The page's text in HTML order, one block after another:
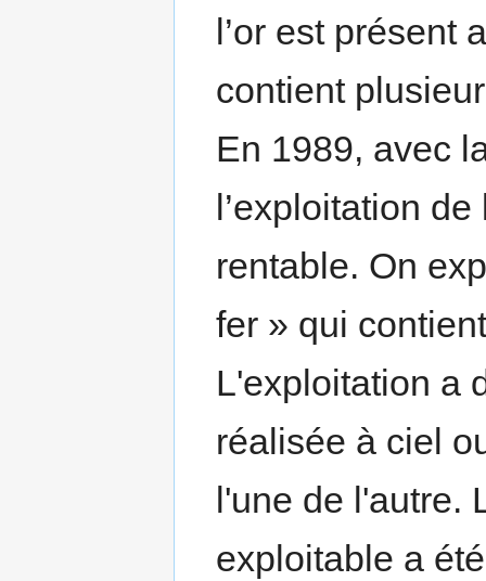
l’or est présent
contient
En 1989, avec
l’exploitation
rentable. On
fer » qui
L'exploitation a
réalisée à ciel
l'une de l'autre.
exploitable a